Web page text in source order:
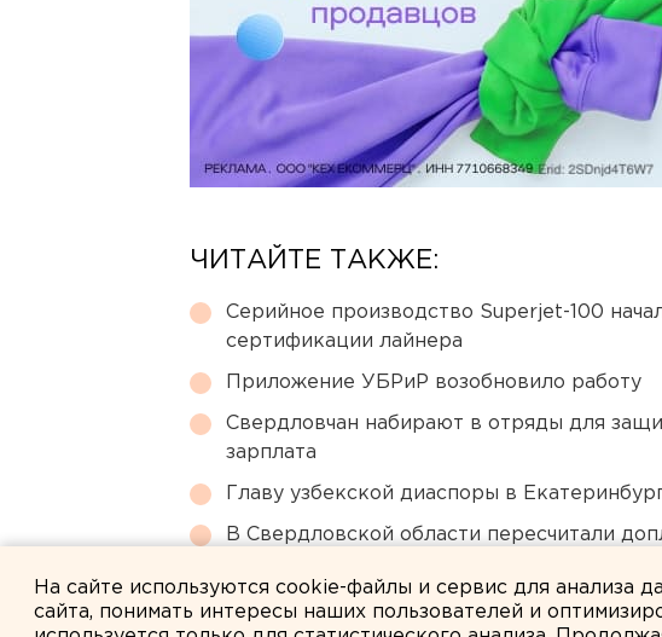
ЧИТАЙТЕ ТАКЖЕ:
Серийное производство Superjet-100
сертификации лайнера
Приложение УБРиР возобновило работу
Свердловчан набирают в отряды для
зарплата
Главу узбекской диаспоры в
В Свердловской области пересчитали
На сайте используются cookie-файлы и сервис для анализа
сайта, понимать интересы наших пользователей и